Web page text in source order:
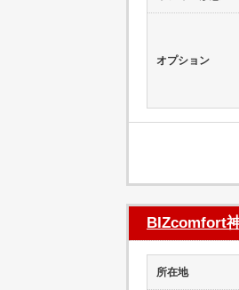
オプション
BIZcomfort
所在地